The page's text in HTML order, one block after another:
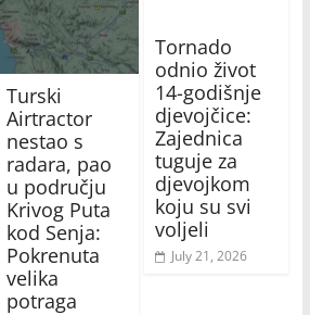
Turski
Airtractor
nestao s
radara, pao
u području
Krivog Puta
kod Senja:
Pokrenuta
velika
potraga
Tornado
odnio život
14-godišnje
djevojčice:
Zajednica
tuguje za
djevojkom
koju su svi
voljeli
July 21, 2026